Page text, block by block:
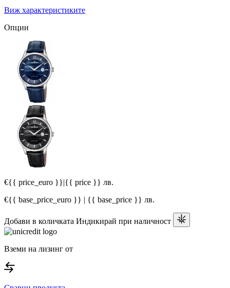
Виж характеристиките
Опции
€{{ price_euro }}|{{ price }} лв.
€{{ base_price_euro }} | {{ base_price }} лв.
Добави в количката Индикирай при наличност
Вземи на лизинг от